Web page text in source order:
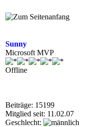
Sunny
Microsoft MVP
Offline
Beiträge: 15199
Mitglied seit: 11.02.07
Geschlecht: